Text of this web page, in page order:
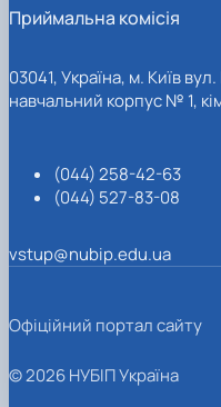
Приймальна комісія
03041, Україна, м. Київ
навчальний корпус № 1,
(044) 258-42-63
(044) 527-83-08
vstup@nubip.edu.ua
Офіційний портал сайту
© 2026 НУБІП Україна